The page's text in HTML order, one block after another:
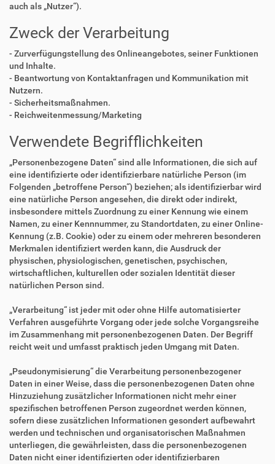
auch als „Nutzer“).
Zweck der Verarbeitung
- Zurverfügungstellung des Onlineangebotes, seiner Funktionen
und Inhalte.
- Beantwortung von Kontaktanfragen und Kommunikation mit
Nutzern.
- Sicherheitsmaßnahmen.
- Reichweitenmessung/Marketing
Verwendete Begrifflichkeiten
„Personenbezogene Daten“ sind alle Informationen, die sich auf
eine identifizierte oder identifizierbare natürliche Person (im
Folgenden „betroffene Person“) beziehen; als identifizierbar wird
eine natürliche Person angesehen, die direkt oder indirekt,
insbesondere mittels Zuordnung zu einer Kennung wie einem
Namen, zu einer Kennnummer, zu Standortdaten, zu einer Online-
Kennung (z.B. Cookie) oder zu einem oder mehreren besonderen
Merkmalen identifiziert werden kann, die Ausdruck der
physischen, physiologischen, genetischen, psychischen,
wirtschaftlichen, kulturellen oder sozialen Identität dieser
natürlichen Person sind.
„Verarbeitung“ ist jeder mit oder ohne Hilfe automatisierter
Verfahren ausgeführte Vorgang oder jede solche Vorgangsreihe
im Zusammenhang mit personenbezogenen Daten. Der Begriff
reicht weit und umfasst praktisch jeden Umgang mit Daten.
„Pseudonymisierung“ die Verarbeitung personenbezogener
Daten in einer Weise, dass die personenbezogenen Daten ohne
Hinzuziehung zusätzlicher Informationen nicht mehr einer
spezifischen betroffenen Person zugeordnet werden können,
sofern diese zusätzlichen Informationen gesondert aufbewahrt
werden und technischen und organisatorischen Maßnahmen
unterliegen, die gewährleisten, dass die personenbezogenen
Daten nicht einer identifizierten oder identifizierbaren